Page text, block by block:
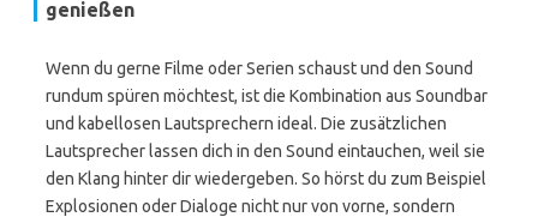
genießen
Wenn du gerne Filme oder Serien schaust und den Sound
rundum spüren möchtest, ist die Kombination aus Soundbar
und kabellosen Lautsprechern ideal. Die zusätzlichen
Lautsprecher lassen dich in den Sound eintauchen, weil sie
den Klang hinter dir wiedergeben. So hörst du zum Beispiel
Explosionen oder Dialoge nicht nur von vorne, sondern